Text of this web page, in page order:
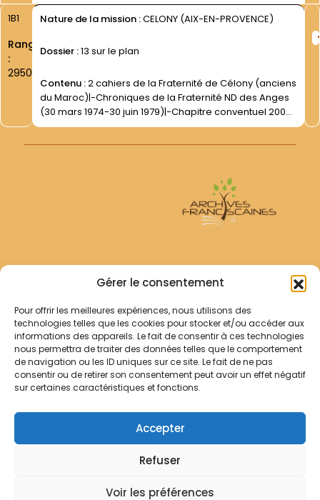
Gérer le consentement
Pour offrir les meilleures expériences, nous utilisons des
technologies telles que les cookies pour stocker et/ou accéder aux
informations des appareils. Le fait de consentir à ces technologies
nous permettra de traiter des données telles que le comportement
de navigation ou les ID uniques sur ce site. Le fait de ne pas
consentir ou de retirer son consentement peut avoir un effet négatif
sur certaines caractéristiques et fonctions.
Accepter
Refuser
Voir les préférences
1B1
Rang
:
2950
Nature de la mission :CELONY (AIX-EN-PROVENCE)
Dossier :13 sur le plan
Contenu :2 cahiers de la Fraternité de Célony (anciens
du Maroc)|-Chroniques de la Fraternité ND des Anges
(30 mars 1974-30 juin 1979)|-Chapitre conventuel 2008.
Rapport de la Visite Canonique- 2008|
Archives Franciscaines
RECHERCHER
Comment chercher ?
Les archives
Notre démarche
Contact